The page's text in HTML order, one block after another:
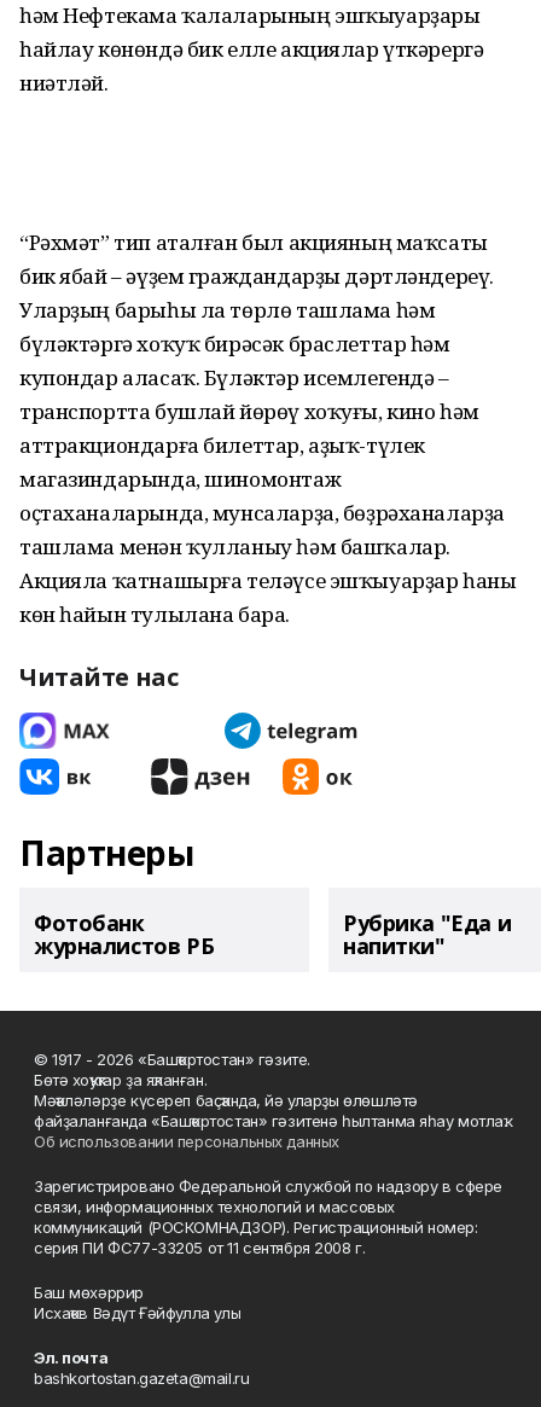
һәм Нефтекама ҡалаларының эшҡыуарҙары
һайлау көнөндә бик елле акциялар үткәрергә
ниәтләй.
“Рәхмәт” тип аталған был акцияның маҡсаты
бик ябай – әүҙем граждандарҙы дәртләндереү.
Уларҙың барыһы ла төрлө ташлама һәм
бүләктәргә хоҡуҡ бирәсәк браслеттар һәм
купондар аласаҡ. Бүләктәр исемлегендә –
транспортта бушлай йөрөү хоҡуғы, кино һәм
аттракциондарға билеттар, аҙыҡ-түлек
магазиндарында, шиномонтаж
оҫтаханаларында, мунсаларҙа, бөҙрәханаларҙа
ташлама менән ҡулланыу һәм башҡалар.
Акцияла ҡатнашырға теләүсе эшҡыуарҙар һаны
көн һайын тулылана бара.
Читайте нас
Партнеры
Фотобанк
журналистов РБ
Рубрика "Еда и
напитки"
© 1917 - 2026 «Башҡортостан» гәзите.
Бөтә хоҡуҡтар ҙа яҡланған.
Мәҡәләләрҙе күсереп баҫҡанда, йә уларҙы өлөшләтә
файҙаланғанда «Башҡортостан» гәзитенә һылтанма яһау мотлаҡ.
Об использовании персональных данных
Зарегистрировано Федеральной службой по надзору в сфере
связи, информационных технологий и массовых
коммуникаций (РОСКОМНАДЗОР). Регистрационный номер:
серия ПИ ФС77-33205 от 11 сентября 2008 г.
Баш мөхәррир
Исхаҡов Вәдүт Ғәйфулла улы
Эл. почта
bashkortostan.gazeta@mail.ru